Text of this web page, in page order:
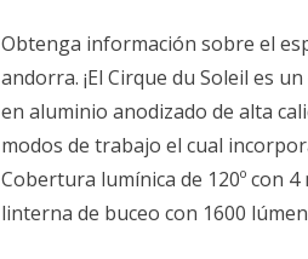
Obtenga información sobre el
andorra. ¡El Cirque du Soleil es
en aluminio anodizado de alta
modos de trabajo el cual
Cobertura lumínica de 120º con
linterna de buceo con 1600